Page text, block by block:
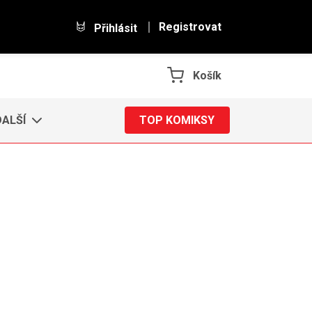
Přihlásit Registrovat
Košík
TOP KOMIKSY